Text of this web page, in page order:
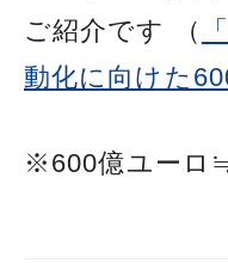
ご紹介です （
動化に向けた
※600億ユーロ